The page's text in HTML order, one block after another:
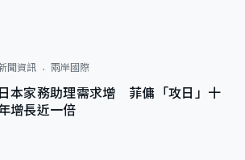
聞資訊 兩岸國際
日本家務助理需求增 菲傭「攻日」十
增長近一倍